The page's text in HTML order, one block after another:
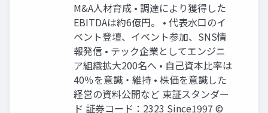
M&A人材育成 • 調達により獲得した
EBITDAは約6億円。 • 代表水口のイ
ベント登壇、イベント参加、SNS情
報発信 • テック企業としてエンジニ
ア組織拡大200名へ • 自己資本比率は
40％を意識・維持 • 株価を意識した
経営の資料公開など 東証スタンダー
ド 証券コード：2323 Since1997 ©